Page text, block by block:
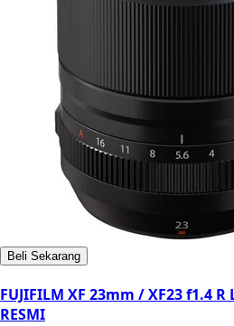
Beli Sekarang
FUJIFILM XF 23mm / XF23 f1.4 R
RESMI